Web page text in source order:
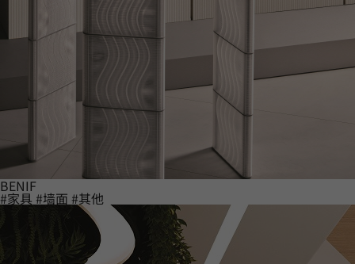
BENIF
#家具 #墙面 #其他